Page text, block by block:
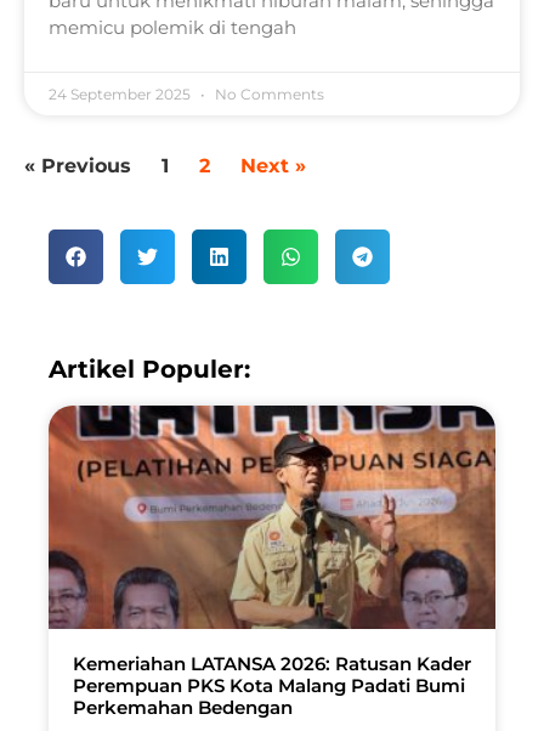
memicu polemik di tengah
24 September 2025 No Comments
« Previous 1 2 Next »
Artikel Populer:
Kemeriahan LATANSA 2026: Ratusan Kader
Perempuan PKS Kota Malang Padati Bumi
Perkemahan Bedengan